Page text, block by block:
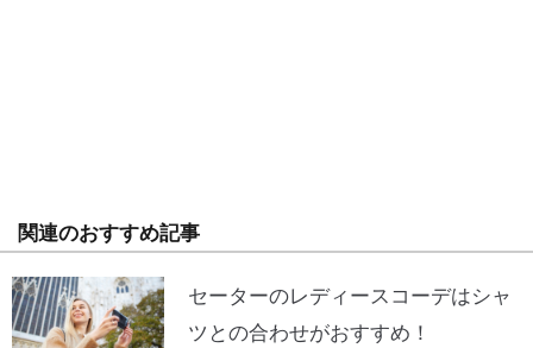
関連のおすすめ記事
セーターのレディースコーデはシャ
ツとの合わせがおすすめ！